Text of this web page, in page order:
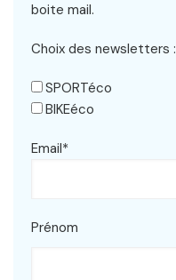
boite mail.
Choix des newsletters :
SPORTéco
BIKEéco
Email*
Prénom